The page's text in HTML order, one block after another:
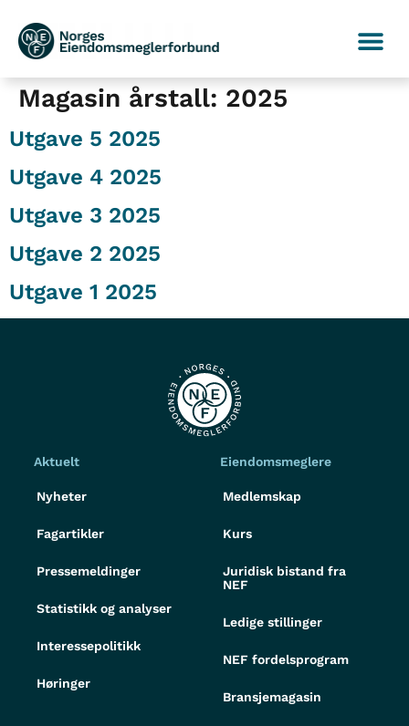
Magasin årstall: 2025
Utgave 5 2025
Utgave 4 2025
Utgave 3 2025
Utgave 2 2025
Utgave 1 2025
Aktuelt
Nyheter
Fagartikler
Pressemeldinger
Statistikk og analyser
Interessepolitikk
Høringer
Eiendomsmeglere
Medlemskap
Kurs
Juridisk bistand fra
NEF
Ledige stillinger
NEF fordelsprogram
Bransjemagasin